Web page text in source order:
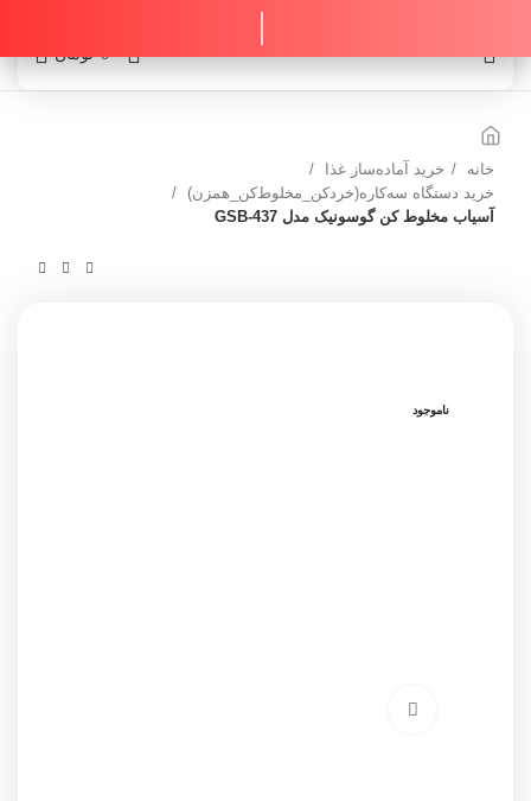
تومان 0
خانه
خرید آماده‌ساز غذا
خرید دستگاه سه‌کاره(خردکن_مخلوط‌کن_همزن)
آسیاب مخلوط کن گوسونیک مدل GSB-437
ناموجود